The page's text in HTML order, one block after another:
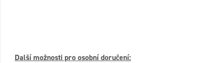
Další možnosti pro osobní doručení: